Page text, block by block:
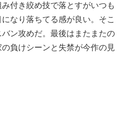
付き絞め技で落とすがいつも
なり落ちてる感が良い。そこ
ン攻めだ。最後はまたまたの
負けシーンと失禁が今作の見